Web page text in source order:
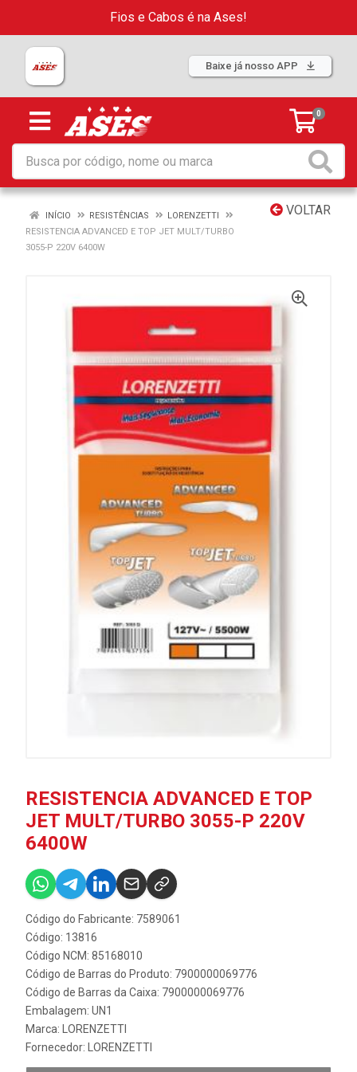
Fios e Cabos é na Ases!
Baixe já nosso APP
0
VOLTAR
INÍCIO RESISTÊNCIAS
LORENZETTI
RESISTENCIA ADVANCED E TOP JET MULT/TURBO
3055-P 220V 6400W
RESISTENCIA ADVANCED E TOP
JET MULT/TURBO 3055-P 220V
6400W
Código do Fabricante: 7589061
Código: 13816
Código NCM: 85168010
Código de Barras do Produto: 7900000069776
Código de Barras da Caixa: 7900000069776
Embalagem: UN1
Marca:
LORENZETTI
Fornecedor:
LORENZETTI